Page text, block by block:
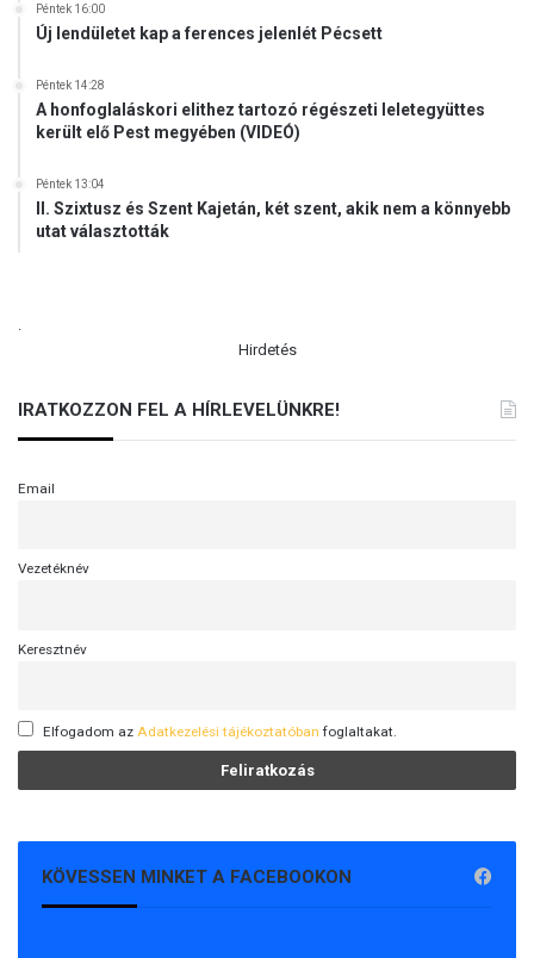
Péntek 16:00
Új lendületet kap a ferences jelenlét Pécsett
Péntek 14:28
A honfoglaláskori elithez tartozó régészeti leletegyüttes
került elő Pest megyében (VIDEÓ)
Péntek 13:04
II. Szixtusz és Szent Kajetán, két szent, akik nem a könnyebb
utat választották
Hirdetés
IRATKOZZON FEL A HÍRLEVELÜNKRE!
Email
Vezetéknév
Keresztnév
Elfogadom az Adatkezelési tájékoztatóban foglaltakat.
KÖVESSEN MINKET A FACEBOOKON